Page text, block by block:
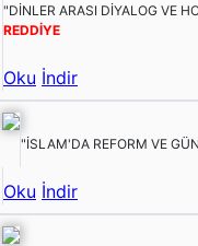
"DİNLER ARASI DİYALOG VE
REDDİYE
Oku İndir
"İSLAM'DA REFORM VE
Oku İndir